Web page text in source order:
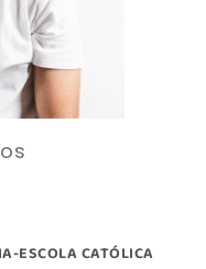
ESCOLA CATÓLICA